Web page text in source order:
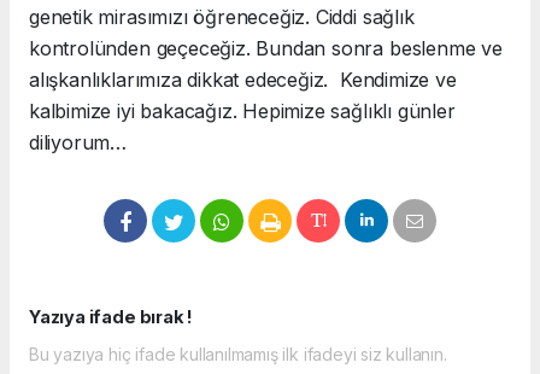
genetik mirasımızı öğreneceğiz. Ciddi sağlık
kontrolünden geçeceğiz. Bundan sonra beslenme ve
alışkanlıklarımıza dikkat edeceğiz. Kendimize ve
kalbimize iyi bakacağız. Hepimize sağlıklı günler
diliyorum…
Yazıya ifade bırak !
Bu yazıya hiç ifade kullanılmamış ilk ifadeyi siz kullanın.